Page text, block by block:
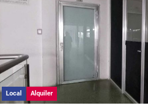
Local Alquiler